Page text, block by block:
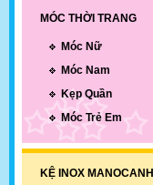
MÓC THỜI TRANG
Móc Nữ
Móc Nam
Kẹp Quần
Móc Trẻ Em
KỆ INOX MANOCANH